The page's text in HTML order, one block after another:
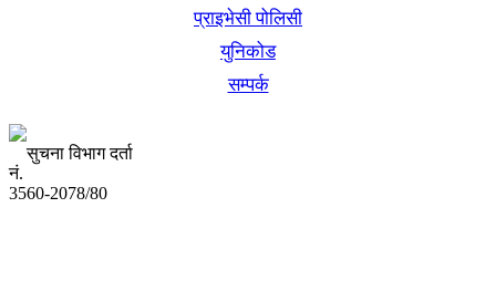
प्राइभेसी पोलिसी
युनिकोड
सम्पर्क
सुचना विभाग दर्ता
नं.
3560-2078/80